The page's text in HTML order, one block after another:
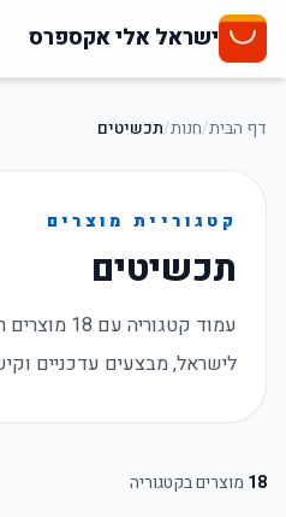
ישראל אלי אקספרס
דף הבית/חנות/תכשיטים
קטגוריית מוצרים
תכשיטים
עמוד קטגוריה
לישראל, מבצעים עדכניים
18 מוצרים בקטגוריה